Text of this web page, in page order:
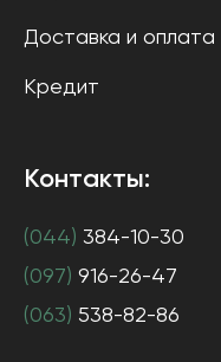
Доставка и оплата
Кредит
Контакты:
(044) 384-10-30
(097) 916-26-47
(063) 538-82-86